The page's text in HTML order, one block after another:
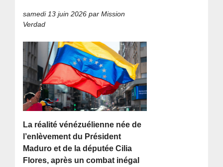
samedi 13 juin 2026 par Mission
Verdad
La réalité vénézuélienne née de
l’enlèvement du Président
Maduro et de la députée Cilia
Flores, après un combat inégal